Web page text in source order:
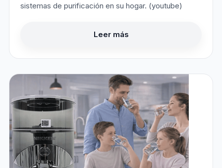
sistemas de purificación en su hogar. (youtube)
Leer más